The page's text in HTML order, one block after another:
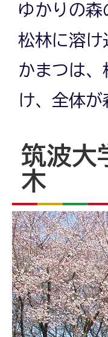
ゆかりの
松林に溶け
かまつは
け、全体
筑波大
木